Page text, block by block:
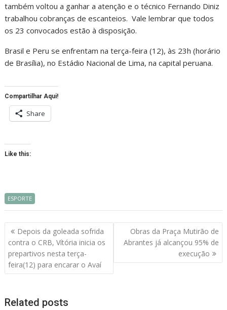
também voltou a ganhar a atenção e o técnico Fernando Diniz
trabalhou cobranças de escanteios. Vale lembrar que todos
os 23 convocados estão à disposição.
Brasil e Peru se enfrentam na terça-feira (12), às 23h (horário
de Brasília), no Estádio Nacional de Lima, na capital peruana.
Compartilhar Aqui!
Share
Like this:
ESPORTE
Navegação
de
artigos
Depois da goleada sofrida
contra o CRB, Vítória inicia os
prepartivos nesta terça-
feira(12) para encarar o Avaí
Obras da Praça Mutirão de
Abrantes já alcançou 95% de
execução
Related posts